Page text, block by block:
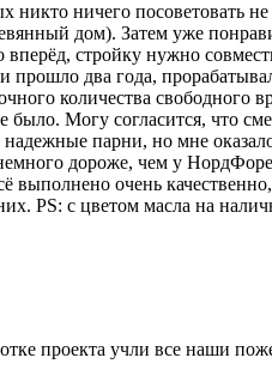
ничего посоветовать
дом). Затем уже
стройку нужно
два года,
количества свободного
Могу согласится, что
парни, но мне
дороже, чем у
очень
PS: с цветом масла на
проекта учли все наши